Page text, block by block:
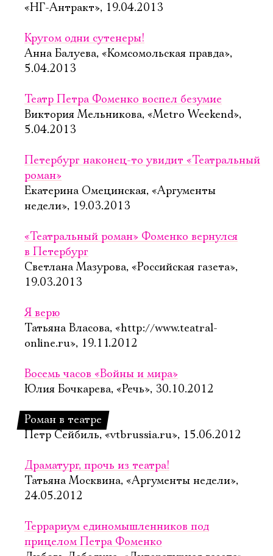
«НГ-Антракт», 19.04.2013
Кругом одни сутенеры!
Анна Балуева, «Комсомольская правда»,
5.04.2013
Театр Петра Фоменко воспел безумие
Виктория Мельникова, «Metro Weekend»,
5.04.2013
Петербург наконец-то увидит «Театральный
роман»
Екатерина Омецинская, «Аргументы
недели», 19.03.2013
«Театральный роман» Фоменко вернулся
в Петербург
Светлана Мазурова, «Российская газета»,
19.03.2013
Я верю
Татьяна Власова, «http://www.teatral-
online.ru», 19.11.2012
Восемь часов «Войны и мира»
Юлия Бочкарева, «Речь», 30.10.2012
Роман в театре
Петр Сейбиль, «vtbrussia.ru», 15.06.2012
Драматург, прочь из театра!
Татьяна Москвина, «Аргументы недели»,
24.05.2012
Террариум единомышленников под
прицелом Петра Фоменко